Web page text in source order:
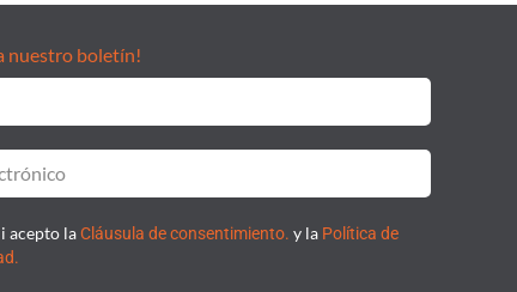
nuestro boletín!
acepto laCláusula de consentimiento. y la Política de